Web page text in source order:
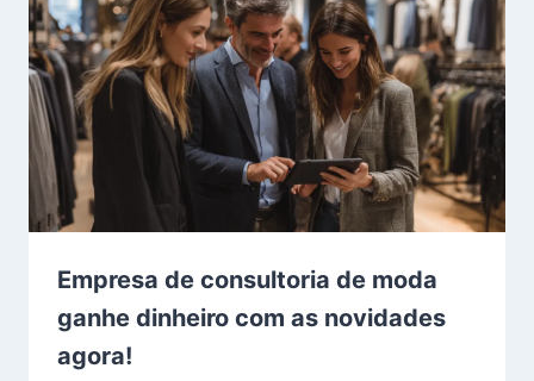
Empresa de consultoria de moda
ganhe dinheiro com as novidades
agora!